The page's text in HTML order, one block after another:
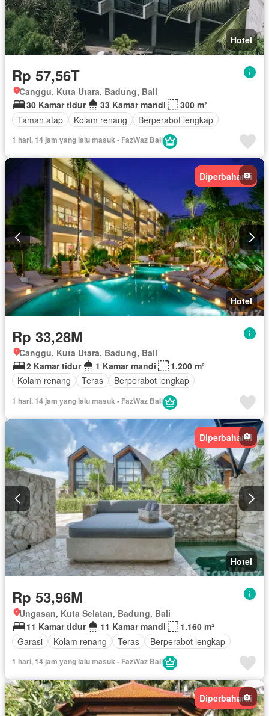
Hotel
Rp 57,56T
Canggu, Kuta Utara, Badung, Bali
30 Kamar tidur
33 Kamar mandi
300 m²
Taman atap
Kolam renang Berperabot lengkap
1 hari, 14 jam yang lalu masuk - FazWaz Bali
Diperbaharui
Hotel
Rp 33,28M
Canggu, Kuta Utara, Badung, Bali
2 Kamar tidur
1 Kamar mandi
1.200 m²
Kolam renang
Teras Berperabot lengkap
1 hari, 14 jam yang lalu masuk - FazWaz Bali
Diperbaharui
Hotel
Rp 53,96M
Ungasan, Kuta Selatan, Badung, Bali
11 Kamar tidur
11 Kamar mandi
1.160 m²
Garasi
Kolam renang Teras Berperabot lengkap
1 hari, 14 jam yang lalu masuk - FazWaz Bali
Diperbaharui